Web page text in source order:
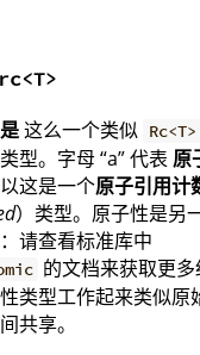
这么一个类似 Rc<T>
型。字母 “a” 代表 原
这是一个原子引用计
）类型。原子性是另
请查看标准库中
的文档来获取更
类型工作起来类似原
共享。